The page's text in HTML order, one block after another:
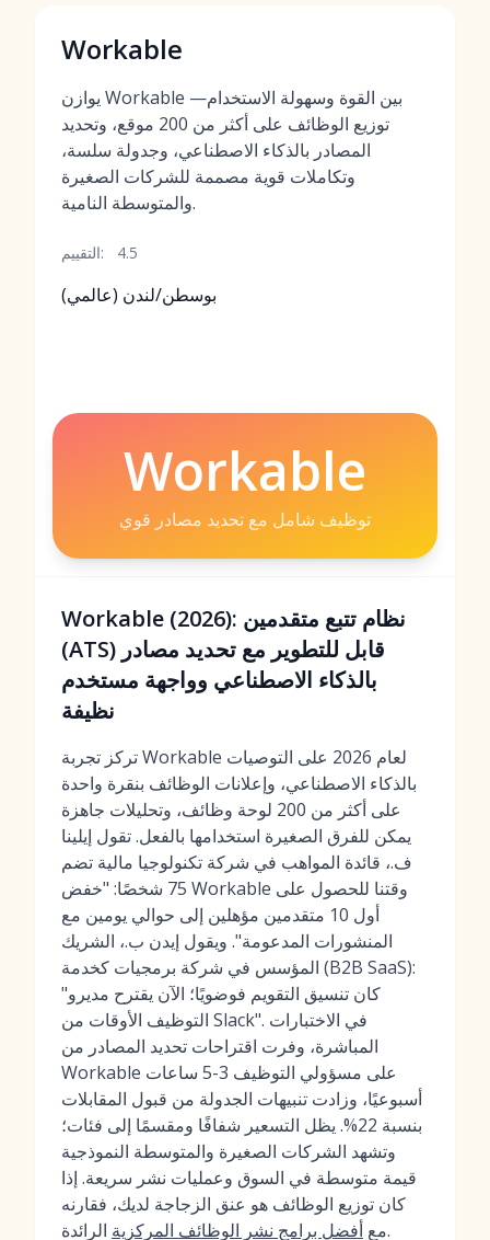
Workable
يوازن Workable بين القوة وسهولة الاستخدام—
توزيع الوظائف على أكثر من 200 موقع، وتحديد
المصادر بالذكاء الاصطناعي، وجدولة سلسة،
وتكاملات قوية مصممة للشركات الصغيرة
والمتوسطة النامية.
التقييم: 4.5
بوسطن/لندن (عالمي)
Workable
توظيف شامل مع تحديد مصادر قوي
Workable (2026): نظام تتبع متقدمين
(ATS) قابل للتطوير مع تحديد مصادر
بالذكاء الاصطناعي وواجهة مستخدم
نظيفة
تركز تجربة Workable لعام 2026 على التوصيات
بالذكاء الاصطناعي، وإعلانات الوظائف بنقرة واحدة
على أكثر من 200 لوحة وظائف، وتحليلات جاهزة
يمكن للفرق الصغيرة استخدامها بالفعل. تقول إيلينا
ف.، قائدة المواهب في شركة تكنولوجيا مالية تضم
75 شخصًا: "خفض Workable وقتنا للحصول على
أول 10 متقدمين مؤهلين إلى حوالي يومين مع
المنشورات المدعومة". ويقول إيدن ب.، الشريك
المؤسس في شركة برمجيات كخدمة (B2B SaaS):
"كان تنسيق التقويم فوضويًا؛ الآن يقترح مديرو
التوظيف الأوقات من Slack". في الاختبارات
المباشرة، وفرت اقتراحات تحديد المصادر من
Workable على مسؤولي التوظيف 3-5 ساعات
أسبوعيًا، وزادت تنبيهات الجدولة من قبول المقابلات
بنسبة 22%. يظل التسعير شفافًا ومقسمًا إلى فئات؛
وتشهد الشركات الصغيرة والمتوسطة النموذجية
قيمة متوسطة في السوق وعمليات نشر سريعة. إذا
كان توزيع الوظائف هو عنق الزجاجة لديك، فقارنه
مع أفضل برامج نشر الوظائف المركزية الرائدة.